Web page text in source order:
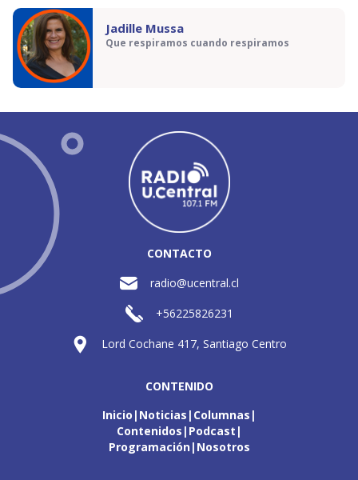
Jadille Mussa
Que respiramos cuando respiramos
CONTACTO
radio@ucentral.cl
+56225826231
Lord Cochane 417, Santiago Centro
CONTENIDO
Inicio Noticias Columnas
Contenidos Podcast
Programación Nosotros